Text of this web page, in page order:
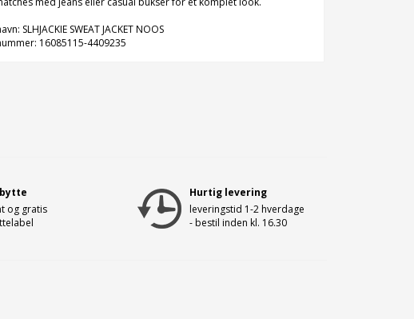
SLHJACKIE SWEAT JACKET NOOS
16085115-4409235
og gratis
Hurtig levering
leveringstid 1-2 hverdage
- bestil inden kl. 16.30